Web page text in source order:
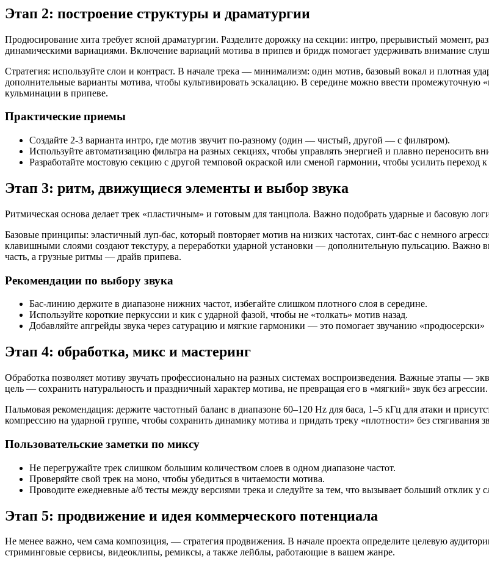
Этап 2: построение структуры и драматургии
Продюсирование хита требует ясной драматургии. Разделите дорожку на секции: интро, прерывистый момент,
динамическими вариациями. Включение вариаций мотива в припев и бридж помогает удерживать внимание
Стратегия: используйте слои и контраст. В начале трека — минимализм: один мотив, базовый вокал и плотная
дополнительные варианты мотива, чтобы культивировать эскалацию. В середине можно ввести промежуточную
кульминации в припеве.
Практические приемы
Создайте 2-3 варианта интро, где мотив звучит по-разному (один — чистый, другой — с фильтром).
Используйте автоматизацию фильтра на разных секциях, чтобы управлять энергией и плавно переносить
Разработайте мостовую секцию с другой темповой окраской или сменой гармонии, чтобы усилить переход к
Этап 3: ритм, движущиеся элементы и выбор звука
Ритмическая основа делает трек «пластичным» и готовым для танцпола. Важно подобрать ударные и басовую
Базовые принципы: эластичный луп-бас, который повторяет мотив на низких частотах, синт-бас с немного
клавишными слоями создают текстуру, а переработки ударной установки — дополнительную пульсацию.
часть, а грузные ритмы — драйв припева.
Рекомендации по выбору звука
Бас-линию держите в диапазоне нижних частот, избегайте слишком плотного слоя в середине.
Используйте короткие перкуссии и кик с ударной фазой, чтобы не «толкать» мотив назад.
Добавляйте апгрейды звука через сатурацию и мягкие гармоники — это помогает звучанию «продюсерски»
Этап 4: обработка, микс и мастеринг
Обработка позволяет мотиву звучать профессионально на разных системах воспроизведения. Важные этапы —
цель — сохранить натуральность и праздничный характер мотива, не превращая его в «мягкий» звук без агрессии.
Пальмовая рекомендация: держите частотный баланс в диапазоне 60–120 Hz для баса, 1–5 кГц для атаки и
компрессию на ударной группе, чтобы сохранить динамику мотива и придать треку «плотности» без стягивания
Пользовательские заметки по миксу
Не перегружайте трек слишком большим количеством слоев в одном диапазоне частот.
Проверяйте свой трек на моно, чтобы убедиться в читаемости мотива.
Проводите ежедневные а/б тесты между версиями трека и следуйте за тем, что вызывает больший отклик у
Этап 5: продвижение и идея коммерческого потенциала
Не менее важно, чем сама композиция, — стратегия продвижения. В начале проекта определите целевую
стриминговые сервисы, видеоклипы, ремиксы, а также лейблы, работающие в вашем жанре.